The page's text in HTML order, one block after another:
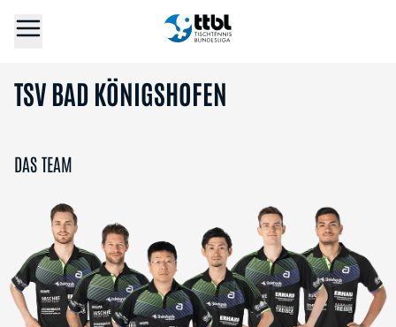
TSV BAD KÖNIGSHOFEN
DAS TEAM